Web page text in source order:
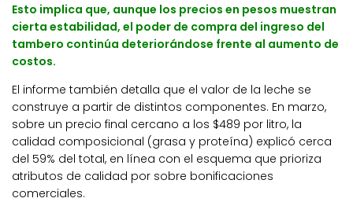
Esto implica que, aunque los precios en pesos muestran
cierta estabilidad, el poder de compra del ingreso del
tambero continúa deteriorándose frente al aumento de
costos.
El informe también detalla que el valor de la leche se
construye a partir de distintos componentes. En marzo,
sobre un precio final cercano a los $489 por litro, la
calidad composicional (grasa y proteína) explicó cerca
del 59% del total, en línea con el esquema que prioriza
atributos de calidad por sobre bonificaciones
comerciales.